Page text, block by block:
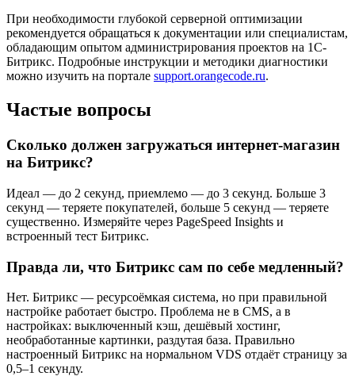
При необходимости глубокой серверной оптимизации
рекомендуется обращаться к документации или специалистам,
обладающим опытом администрирования проектов на 1С-
Битрикс. Подробные инструкции и методики диагностики
можно изучить на портале support.orangecode.ru.
Частые вопросы
Сколько должен загружаться интернет-магазин
на Битрикс?
Идеал — до 2 секунд, приемлемо — до 3 секунд. Больше 3
секунд — теряете покупателей, больше 5 секунд — теряете
существенно. Измеряйте через PageSpeed Insights и
встроенный тест Битрикс.
Правда ли, что Битрикс сам по себе медленный?
Нет. Битрикс — ресурсоёмкая система, но при правильной
настройке работает быстро. Проблема не в CMS, а в
настройках: выключенный кэш, дешёвый хостинг,
необработанные картинки, раздутая база. Правильно
настроенный Битрикс на нормальном VDS отдаёт страницу за
0,5–1 секунду.